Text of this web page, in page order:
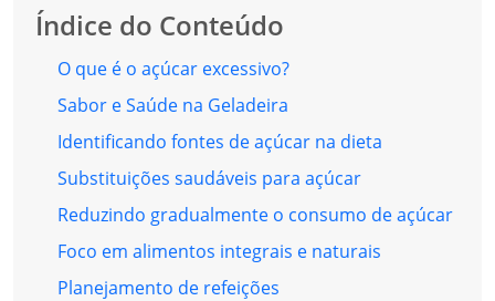
Índice do Conteúdo
O que é o açúcar excessivo?
Sabor e Saúde na Geladeira
Identificando fontes de açúcar na dieta
Substituições saudáveis para açúcar
Reduzindo gradualmente o consumo de açúcar
Foco em alimentos integrais e naturais
Planejamento de refeições